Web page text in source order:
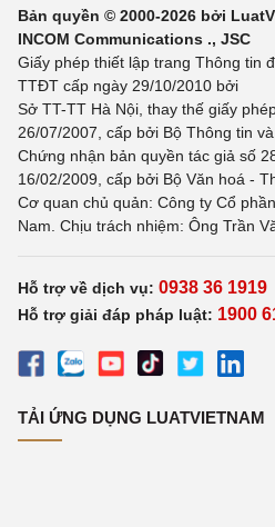
Bản quyền © 2000-2026 bởi
INCOM Communications ., JSC
Giấy phép thiết lập trang Thông tin
TTĐT cấp ngày 29/10/2010 bởi
Sở TT-TT Hà Nội, thay thế giấy
26/07/2007, cấp bởi Bộ Thông tin
Chứng nhận bản quyền tác giả số
16/02/2009, cấp bởi Bộ Văn hoá -
Cơ quan chủ quản: Công ty Cổ
Nam. Chịu trách nhiệm: Ông Trần
Hỗ trợ về dịch vụ: 0938 36 1919
Hỗ trợ giải đáp pháp luật: 1900
TẢI ỨNG DỤNG LUATVIETNAM